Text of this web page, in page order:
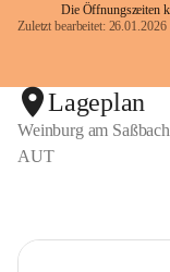
Die Öffnungszeiten
Zuletzt bearbeitet: 26.01.2026
Lageplan
Weinburg am
AUT